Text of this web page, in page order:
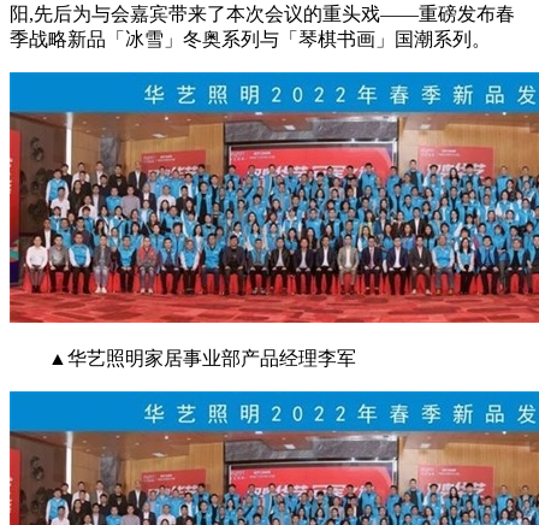
阳,先后为与会嘉宾带来了本次会议的重头戏——重磅发布春
季战略新品「冰雪」冬奥系列与「琴棋书画」国潮系列。
▲华艺照明家居事业部产品经理李军